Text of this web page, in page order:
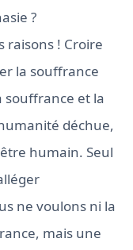
?
raisons ! Croire
la souffrance
souffrance et la
déchue,
humain. Seul
ne voulons ni la
mais une